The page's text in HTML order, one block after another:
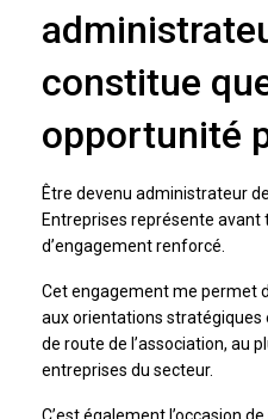
constitue
opportunité
Être devenu administrateur
Entreprises représente
d’engagement renforcé.
Cet engagement me permet
aux orientations stratégiques
de route de l’association, au
entreprises du secteur.